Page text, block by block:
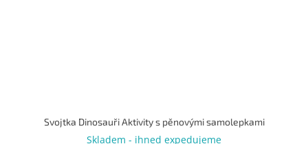
Svojtka Dinosauři Aktivity s pěnovými samolepkami
Skladem - ihned expedujeme